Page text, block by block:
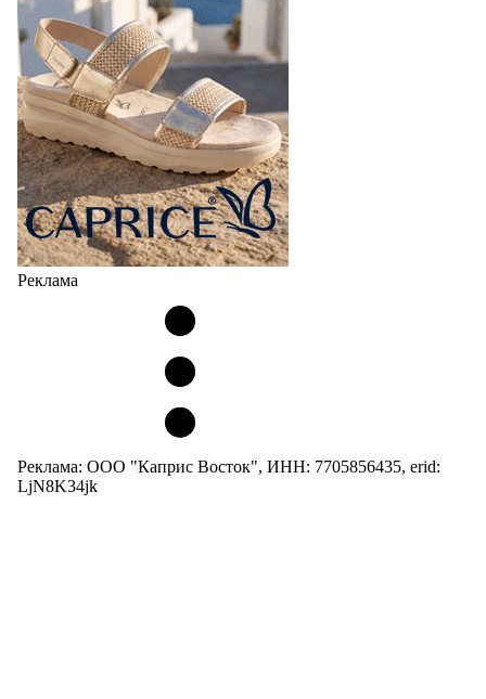
Реклама
Реклама: ООО "Каприс Восток", ИНН: 7705856435, erid:
LjN8K34jk